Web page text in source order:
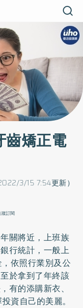
矯正電
3/15 7:54更新）
蹤訂閱
關將近，上班族
行統計，一般上
依照行業別及公
於拿到了年終該
有的添購新衣、
資自己的美麗。